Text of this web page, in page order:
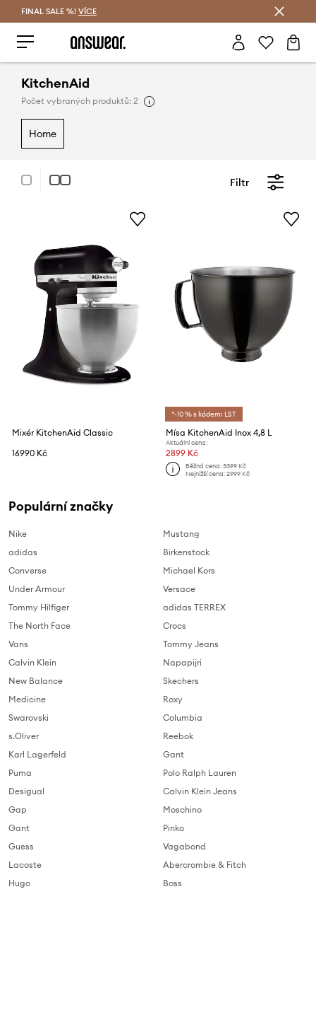
FINAL SALE %! VÍCE
KitchenAid
Počet vybraných produktů: 2
home
Filtr
Mixér KitchenAid Classic
16990 Kč
*-10 % s kódem: LST
Mísa KitchenAid Inox 4,8 L
Aktuální cena:
2899 Kč
Běžná cena:3399 Kč
Nejnižší cena:2999 Kč
Populární značky
Nike
adidas
Converse
Under Armour
Tommy Hilfiger
The North Face
Vans
Calvin Klein
New Balance
Medicine
Swarovski
s.Oliver
Karl Lagerfeld
Puma
Desigual
Gap
Gant
Guess
Lacoste
Hugo
Mustang
Birkenstock
Michael Kors
Versace
adidas TERREX
Crocs
Tommy Jeans
Napapijri
Skechers
Roxy
Columbia
Reebok
Gant
Polo Ralph Lauren
Calvin Klein Jeans
Moschino
Pinko
Vagabond
Abercrombie & Fitch
Boss